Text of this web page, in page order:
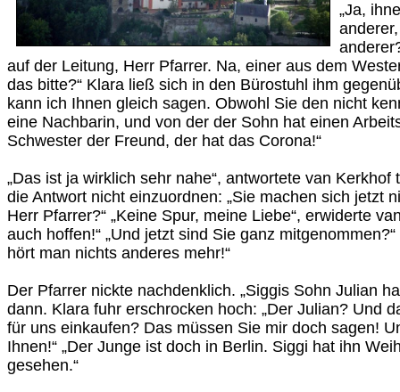
„Ja,
auf der Leitung, Herr Pfarrer. Na, einer aus dem
das bitte?“ Klara ließ sich in den Bürostuhl ihm
kann ich Ihnen gleich sagen. Obwohl Sie den nicht
eine Nachbarin, und von der der Sohn hat einen
Schwester der Freund, der hat das Corona!“
„Das ist ja wirklich sehr nahe“, antwortete van
die Antwort nicht einzuordnen: „Sie machen sich jetzt
Herr Pfarrer?“ „Keine Spur, meine Liebe“, erwiderte
auch hoffen!“ „Und jetzt sind Sie ganz
hört man nichts anderes mehr!“
Der Pfarrer nickte nachdenklich. „Siggis Sohn Julian
dann. Klara fuhr erschrocken hoch: „Der Julian? Und
für uns einkaufen? Das müssen Sie mir doch sagen!
Ihnen!“ „Der Junge ist doch in Berlin. Siggi hat ihn
gesehen.“